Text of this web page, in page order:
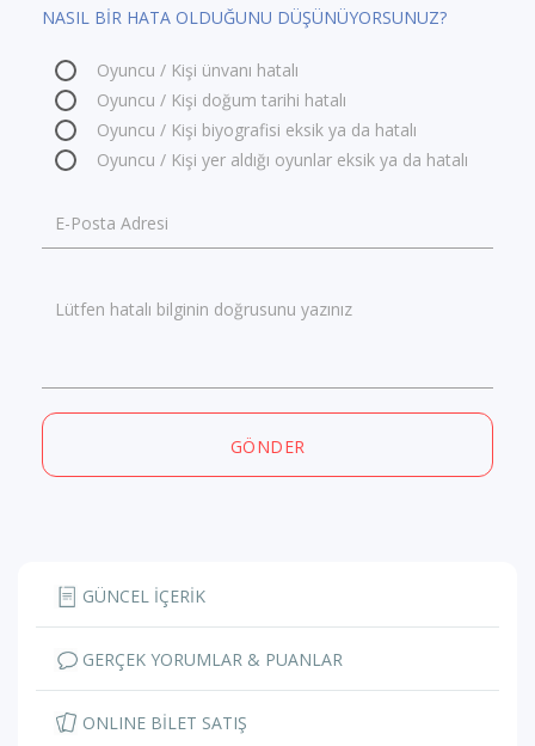
NASIL BİR HATA OLDUĞUNU DÜŞÜNÜYORSUNUZ?
Oyuncu / Kişi ünvanı hatalı
Oyuncu / Kişi doğum tarihi hatalı
Oyuncu / Kişi biyografisi eksik ya da hatalı
Oyuncu / Kişi yer aldığı oyunlar eksik ya da hatalı
E-Posta Adresi
Lütfen hatalı bilginin doğrusunu yazınız
GÖNDER
GÜNCEL İÇERİK
GERÇEK YORUMLAR & PUANLAR
ONLINE BİLET SATIŞ